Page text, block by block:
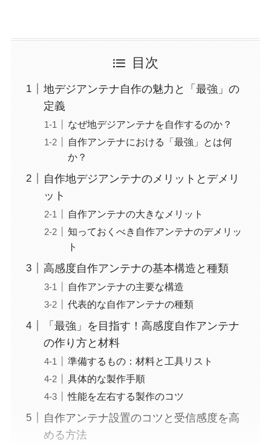
目次
地デジアンテナ自作の魅力と「最強」の
定義
なぜ地デジアンテナを自作するのか？
自作アンテナにおける「最強」とは何
か？
自作地デジアンテナのメリットとデメリ
ット
自作アンテナの大きなメリット
知っておくべき自作アンテナのデメリッ
ト
高感度自作アンテナの基本構造と種類
自作アンテナの主要な構造
代表的な自作アンテナの種類
「最強」を目指す！高感度自作アンテナ
の作り方と材料
準備するもの：材料と工具リスト
具体的な製作手順
性能を左右する製作のコツ
自作アンテナ設置のコツと受信感度を高
める方法